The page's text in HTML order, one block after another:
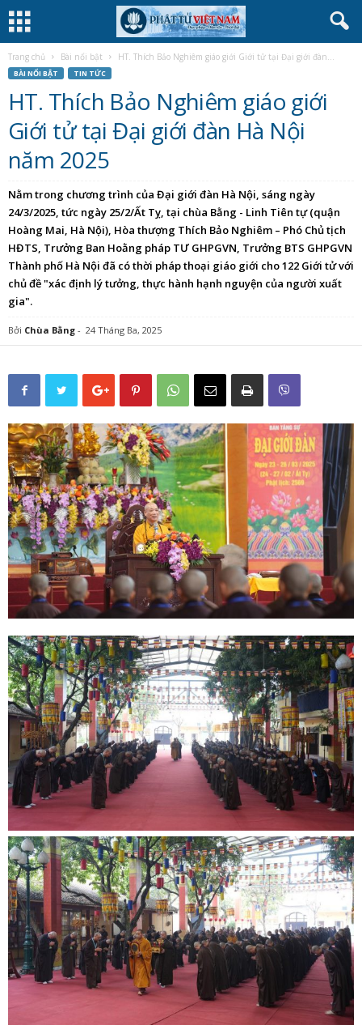
Trang chủ Bài nổi bật HT. Thích Bảo Nghiêm giáo giới Giới tử tại Đại giới đàn...
BÀI NỔI BẬT TIN TỨC
HT. Thích Bảo Nghiêm giáo giới
Giới tử tại Đại giới đàn Hà Nội
năm 2025
Nằm trong chương trình của Đại giới đàn Hà Nội, sáng ngày
24/3/2025, tức ngày 25/2/Ất Tỵ, tại chùa Bằng - Linh Tiên tự (quận
Hoàng Mai, Hà Nội), Hòa thượng Thích Bảo Nghiêm – Phó Chủ tịch
HĐTS, Trưởng Ban Hoằng pháp TƯ GHPGVN, Trưởng BTS GHPGVN
Thành phố Hà Nội đã có thời pháp thoại giáo giới cho 122 Giới tử với
chủ đề "xác định lý tưởng, thực hành hạnh nguyện của người xuất
gia".
Bởi Chùa Bằng - 24 Tháng Ba, 2025